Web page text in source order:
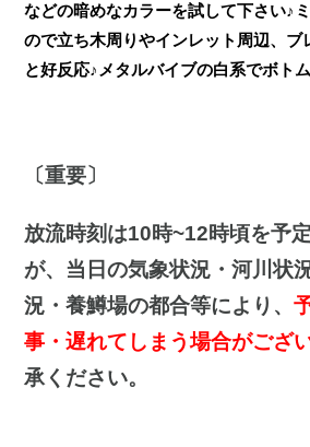
などの暗めなカラーを試して下さい♪
ので立ち木周りやインレット周辺、ブ
と好反応♪メタルバイブの白系でボト
〔重要〕
放流時刻は10時~12時頃を予
が、当日の気象状況・河川状
況・養鱒場の都合等により、
事・遅れてしまう場合がござ
承ください。